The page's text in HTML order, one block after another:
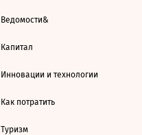
Ведомости&
Капитал
Инновации и технологии
Как потратить
Туризм